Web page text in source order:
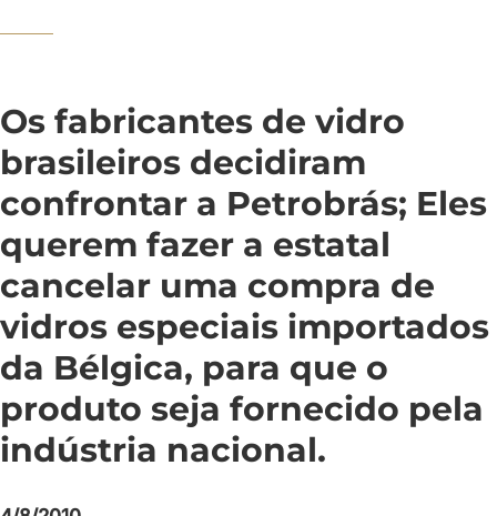
Os fabricantes de vidro
brasileiros decidiram
confrontar a Petrobrás; Eles
querem fazer a estatal
cancelar uma compra de
vidros especiais importados
da Bélgica, para que o
produto seja fornecido pela
indústria nacional.